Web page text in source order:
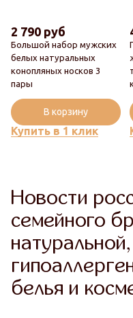
Большой набор мужских
белых натуральных
конопляных носков 3
пары
2 790 руб
Купить в 1 клик
В корзину
Новости
семейного
белья и